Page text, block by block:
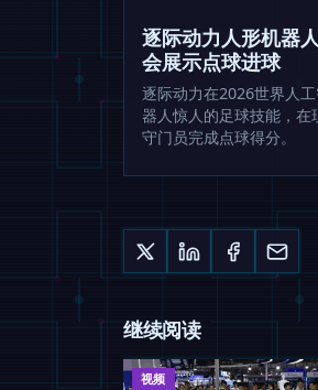
逐际动力人形机
会展示点球进球
逐际动力在2026世界人
器人惊人的足球技能，
守门员完成点球得分。
继续阅读
视频